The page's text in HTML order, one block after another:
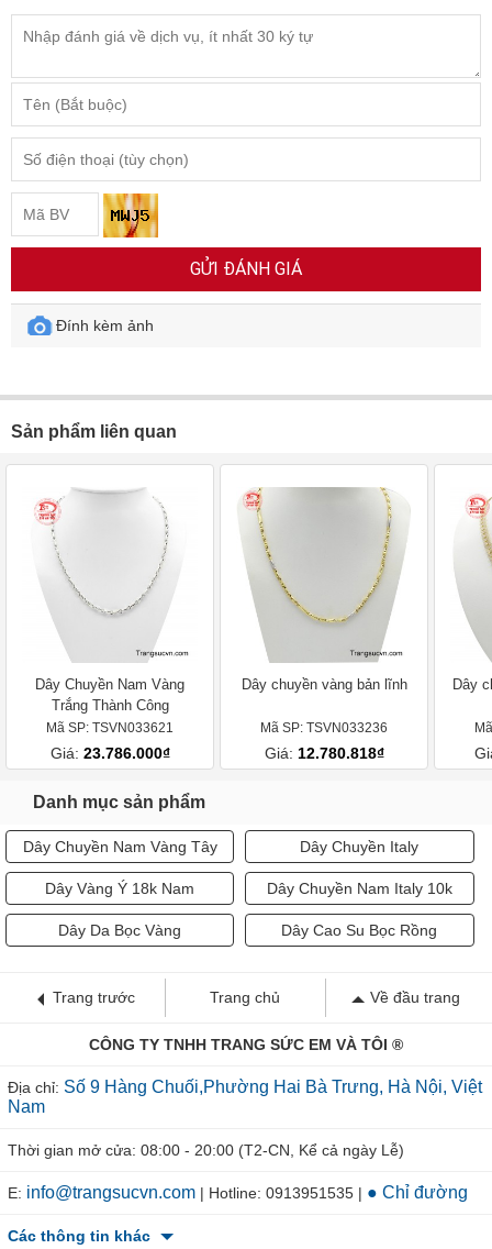
GỬI ĐÁNH GIÁ
Đính kèm ảnh
Sản phẩm liên quan
Dây Chuyền Nam Vàng
Trắng Thành Công
Mã SP: TSVN033621
Giá: 23.786.000₫
Dây chuyền vàng bản lĩnh
Mã SP: TSVN033236
Giá: 12.780.818₫
Dây
Danh mục sản phẩm
Dây Chuyền Nam Vàng Tây Dây Chuyền Italy
Dây Vàng Ý 18k Nam Dây Chuyền Nam Italy 10k
Dây Da Bọc Vàng Dây Cao Su Bọc Rồng
Trang trước Trang chủ Về đầu trang
CÔNG TY TNHH TRANG SỨC EM VÀ TÔI ®
Địa chỉ: Số 9 Hàng Chuối,Phường Hai Bà Trưng, Hà Nội, Việt
Nam
Thời gian mở cửa: 08:00 - 20:00 (T2-CN, Kể cả ngày Lễ)
E: info@trangsucvn.com | Hotline: 0913951535 | ● Chỉ đường
Các thông tin khác